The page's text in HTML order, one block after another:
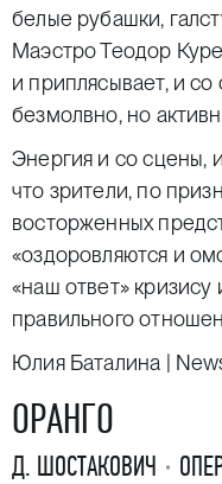
белые рубашки,
Маэстро Теодор
и приплясывает, и
безмолвно, но
Энергия и со сцены,
что зрители, по
восторженных
«оздоровляются и
«наш ответ»
правильного
Юлия Баталина |
ОРАНГО
Д. ШОСТАКОВИЧ